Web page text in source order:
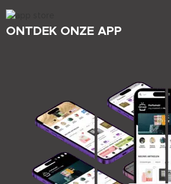
ONTDEK ONZE APP